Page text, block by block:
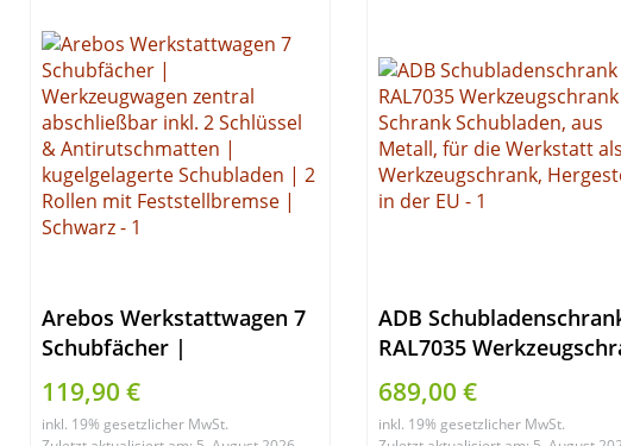
Arebos Werkstattwagen 7
Schubfächer |
Werkzeugwagen zentral
abschließbar inkl. 2
Schlüssel &
119,90 €
inkl. 19% gesetzlicher MwSt.
ADB
RAL7035
9SL Schrank Schubladen,
aus Metall, für die
Werkstatt als
689,00 €
inkl. 19% gesetzlicher MwSt.